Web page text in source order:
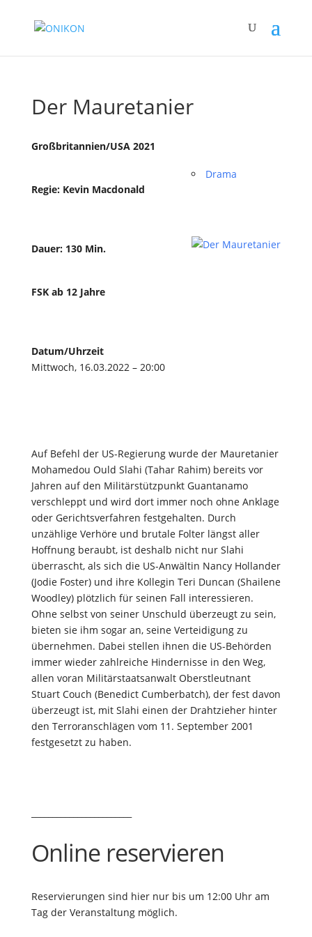
Der Mauretanier
Drama
Großbritannien/USA 2021
Regie: Kevin Macdonald
Dauer: 130 Min.
FSK ab 12 Jahre
Datum/Uhrzeit
Mittwoch, 16.03.2022 – 20:00
Auf Befehl der US-Regierung wurde der Mauretanier
Mohamedou Ould Slahi (Tahar Rahim) bereits vor
Jahren auf den Militärstützpunkt Guantanamo
verschleppt und wird dort immer noch ohne Anklage
oder Gerichtsverfahren festgehalten. Durch
unzählige Verhöre und brutale Folter längst aller
Hoffnung beraubt, ist deshalb nicht nur Slahi
überrascht, als sich die US-Anwältin Nancy Hollander
(Jodie Foster) und ihre Kollegin Teri Duncan (Shailene
Woodley) plötzlich für seinen Fall interessieren.
Ohne selbst von seiner Unschuld überzeugt zu sein,
bieten sie ihm sogar an, seine Verteidigung zu
übernehmen. Dabei stellen ihnen die US-Behörden
immer wieder zahlreiche Hindernisse in den Weg,
allen voran Militärstaatsanwalt Oberstleutnant
Stuart Couch (Benedict Cumberbatch), der fest davon
überzeugt ist, mit Slahi einen der Drahtzieher hinter
den Terroranschlägen vom 11. September 2001
festgesetzt zu haben.
Online reservieren
Reservierungen sind hier nur bis um 12:00 Uhr am
Tag der Veranstaltung möglich.